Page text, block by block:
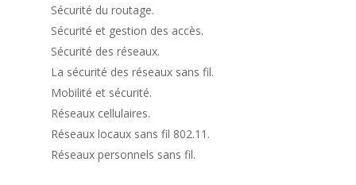
Sécurité du routage.
Sécurité et gestion des accès.
Sécurité des réseaux.
La sécurité des réseaux sans fil.
Mobilité et sécurité.
Réseaux cellulaires.
Réseaux locaux sans fil 802.11.
Réseaux personnels sans fil.